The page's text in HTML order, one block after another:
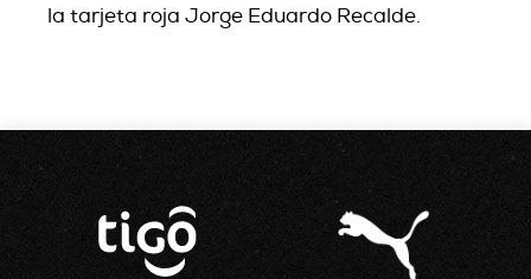
la tarjeta roja Jorge Eduardo Recalde.